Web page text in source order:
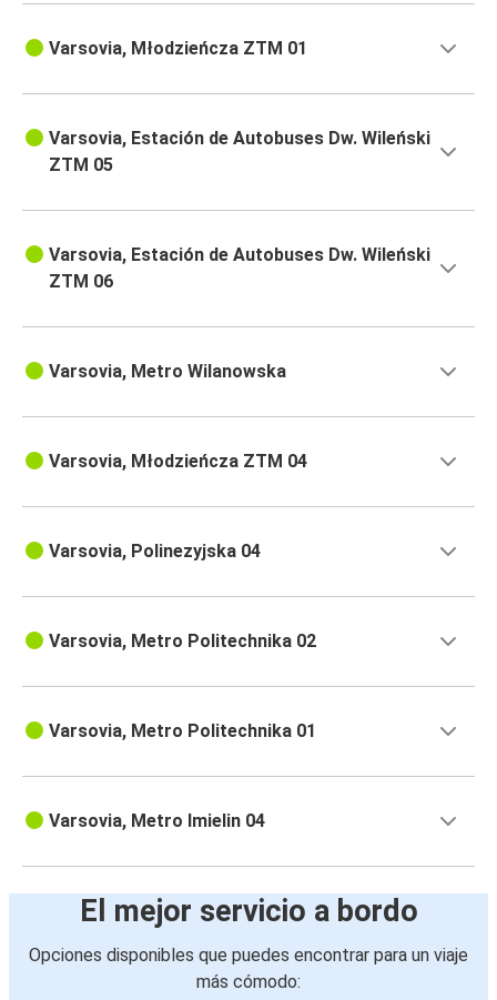
Varsovia, Młodzieńcza ZTM 01
Varsovia, Estación de Autobuses Dw. Wileński
ZTM 05
Varsovia, Estación de Autobuses Dw. Wileński
ZTM 06
Varsovia, Metro Wilanowska
Varsovia, Młodzieńcza ZTM 04
Varsovia, Polinezyjska 04
Varsovia, Metro Politechnika 02
Varsovia, Metro Politechnika 01
Varsovia, Metro Imielin 04
El mejor servicio a bordo
Opciones disponibles que puedes encontrar para un viaje
más cómodo: